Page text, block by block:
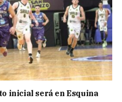
inicial será en Esquina